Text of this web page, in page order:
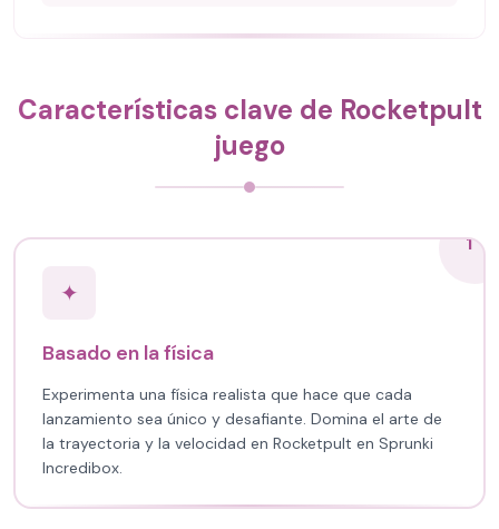
Características clave de Rocketpult
juego
1
✦
Basado en la física
Experimenta una física realista que hace que cada
lanzamiento sea único y desafiante. Domina el arte de
la trayectoria y la velocidad en Rocketpult en Sprunki
Incredibox.